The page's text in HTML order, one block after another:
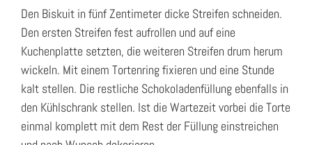
Den Biskuit in fünf Zentimeter dicke Streifen schneiden.
Den ersten Streifen fest aufrollen und auf eine
Kuchenplatte setzten, die weiteren Streifen drum herum
wickeln. Mit einem Tortenring fixieren und eine Stunde
kalt stellen. Die restliche Schokoladenfüllung ebenfalls in
den Kühlschrank stellen. Ist die Wartezeit vorbei die Torte
einmal komplett mit dem Rest der Füllung einstreichen